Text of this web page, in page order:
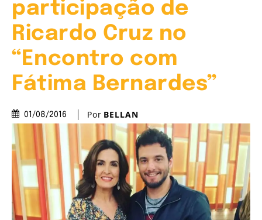
participação de
Ricardo Cruz no
“Encontro com
Fátima Bernardes”
01/08/2016 Por BELLAN